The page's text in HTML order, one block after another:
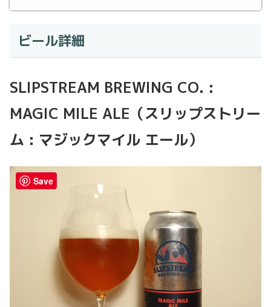
ビール詳細
SLIPSTREAM BREWING CO. :
MAGIC MILE ALE（スリップストリー
ム : マジックマイル エール）
Save